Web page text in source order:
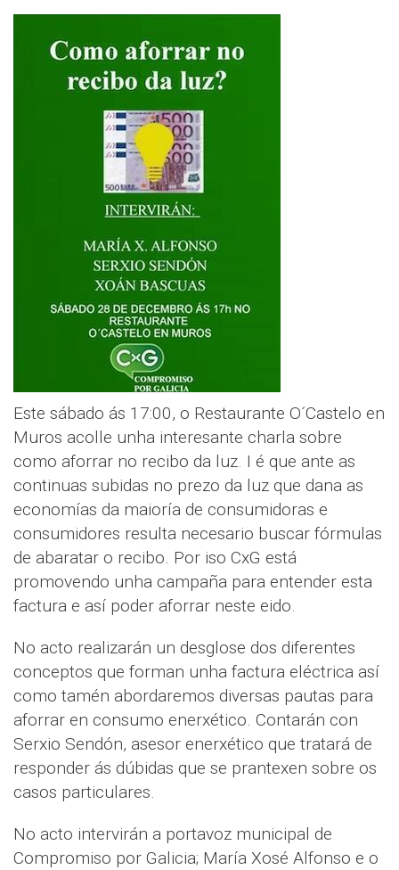
Este sábado ás 17:00, o Restaurante O´Castelo en
Muros acolle unha interesante charla sobre
como aforrar no recibo da luz. I é que ante as
continuas subidas no prezo da luz que dana as
economías da maioría de consumidoras e
consumidores resulta necesario buscar fórmulas
de abaratar o recibo. Por iso CxG está
promovendo unha campaña para entender esta
factura e así poder aforrar neste eido.
No acto realizarán un desglose dos diferentes
conceptos que forman unha factura eléctrica así
como tamén abordaremos diversas pautas para
aforrar en consumo enerxético. Contarán con
Serxio Sendón, asesor enerxético que tratará de
responder ás dúbidas que se prantexen sobre os
casos particulares.
No acto intervirán a portavoz municipal de
Compromiso por Galicia; María Xosé Alfonso e o